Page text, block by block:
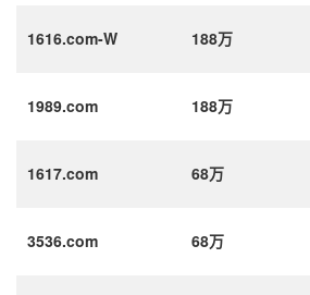
1616.com-W 188万
1989.com 188万
1617.com 68万
3536.com 68万